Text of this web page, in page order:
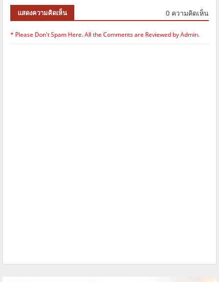
แสดงความคิดเห็น 0 ความคิดเห็น
* Please Don't Spam Here. All the Comments are Reviewed by Admin.